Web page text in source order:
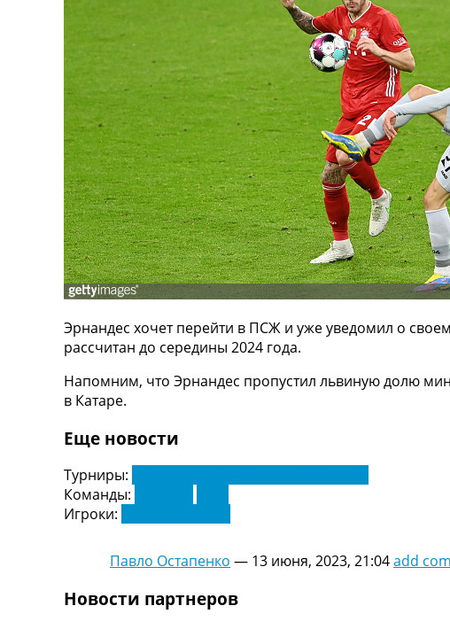
Англия. Премьер Лига
Испания. Ла Лига
Другие Турниры >>>
Таблицы
Таблицы групп Чемпионата Мира
Украина. Премьер-Лига
Украина. Первая Лига
Лига Чемпионов. Таблицы групп
Англия. Премьер-Лига
Испания. Ла Лига
Все таблицы >>>
Рейтинги
Рейтинг стран УЕФА
Рейтинг клубов УЕФА
Рейтинг ФИФА
ТВ программа
RU
UA
Categories
Главная
Конкурс прогнозов
Логин
Правила
Эрнандес хочет перейти в ПСЖ и уже уведомил о
рассчитан до середины 2024 года.
Напомним, что Эрнандес пропустил львиную долю
в Катаре.
Еще новости
Турниры:
Команды:
Игроки:
Павло Остапенко — 13 июня, 2023, 21:04add
Новости партнеров